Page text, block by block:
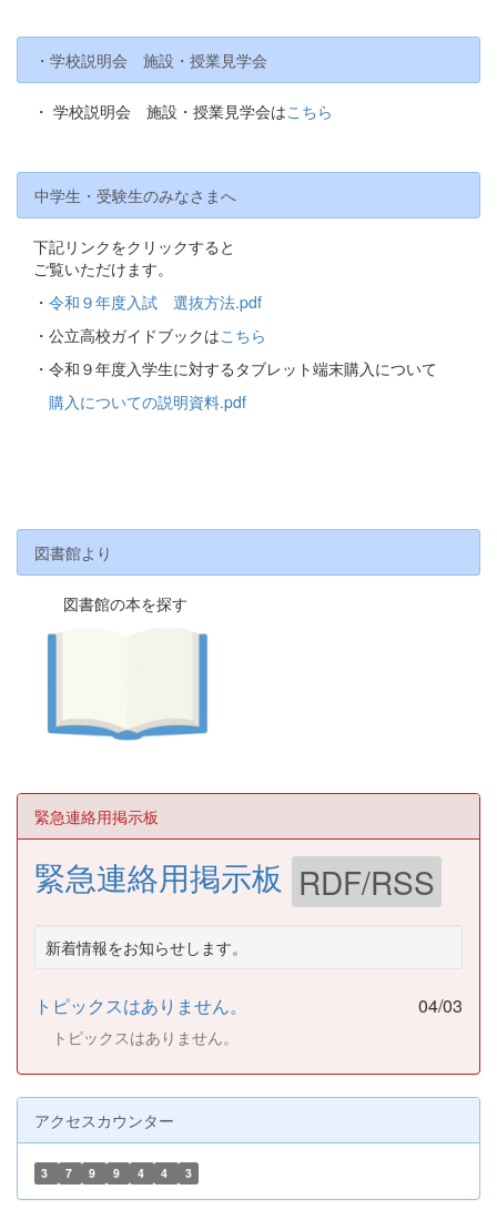
・学校説明会 施設・授業見学会
・ 学校説明会 施設・授業見学会はこちら
中学生・受験生のみなさまへ
下記リンクをクリックすると
ご覧いただけます。
・ 令和９年度入試 選抜方法.pdf
・公立高校ガイドブックはこちら
・令和９年度入学生に対するタブレット端末購入について
購入についての説明資料.pdf
図書館より
図書館の本を探す
緊急連絡用掲示板
緊急連絡用掲示板 RDF/RSS
新着情報をお知らせします。
トピックスはありません。 04/03
トピックスはありません。
アクセスカウンター
3 7 9 9 4 4 3